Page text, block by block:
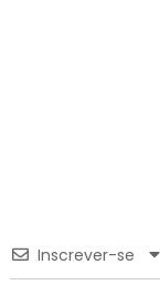
Inscrever-se